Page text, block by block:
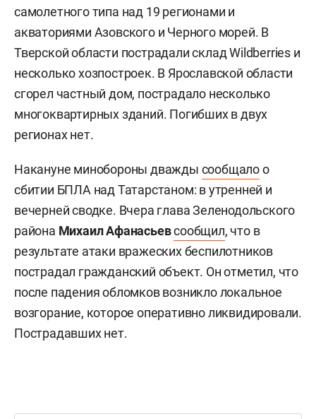
самолетного типа над 19 регионами и
акваториями Азовского и Черного морей. В
Тверской области пострадали склад Wildberries и
несколько хозпостроек. В Ярославской области
сгорел частный дом, пострадало несколько
многоквартирных зданий. Погибших в двух
регионах нет.
Накануне минобороны дважды сообщалоо
сбитии БПЛА над Татарстаном: в утренней и
вечерней сводке. Вчера глава Зеленодольского
района Михаил Афанасьевсообщил, что в
результате атаки вражеских беспилотников
пострадал гражданский объект. Он отметил, что
после падения обломков возникло локальное
возгорание, которое оперативно ликвидировали.
Пострадавших нет.